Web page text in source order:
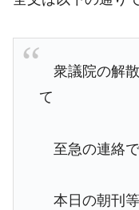
衆議院の解
て
至急の連絡で
本日の朝刊